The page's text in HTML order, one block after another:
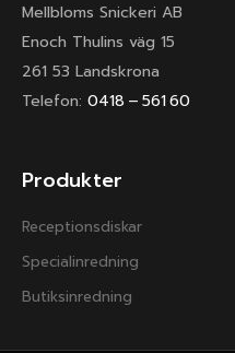
Mellbloms Snickeri AB
Enoch Thulins väg 15
261 53 Landskrona
Telefon: 0418 – 561 60
Produkter
Receptionsdiskar
Specialinredning
Butiksinredning